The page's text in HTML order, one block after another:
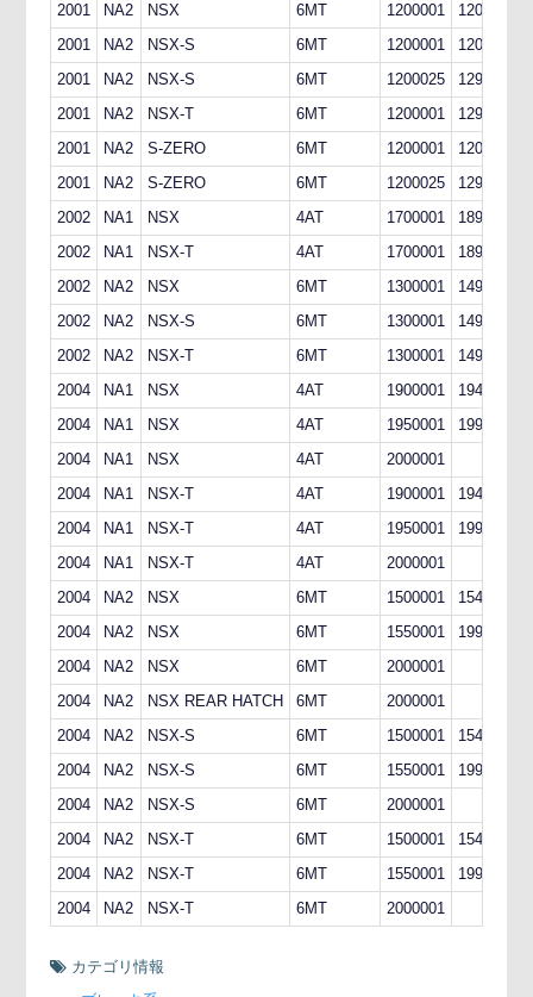
2001
NA2 NSX 6MT 1200001
1200024
2001
NA2 NSX-S 6MT 1200001
1200024
2001
NA2 NSX-S 6MT 1200025
1299999
2001
NA2 NSX-T 6MT 1200001
1299999
2001
NA2 S-ZERO 6MT 1200001
1200024
2001
NA2 S-ZERO 6MT 1200025
1299999
2002
NA1 NSX 4AT 1700001
1899999
2002
NA1 NSX-T 4AT 1700001
1899999
2002
NA2 NSX 6MT 1300001
1499999
2002
NA2 NSX-S 6MT 1300001
1499999
2002
NA2 NSX-T 6MT 1300001
1499999
2004
NA1 NSX 4AT 1900001
1949999
2004
NA1 NSX 4AT 1950001
1999999
2004
NA1 NSX 4AT
2000001
2004
NA1 NSX-T 4AT 1900001
1949999
2004
NA1 NSX-T 4AT 1950001
1999999
2004
NA1 NSX-T 4AT
2000001
2004
NA2 NSX 6MT 1500001
1549999
2004
NA2 NSX 6MT 1550001
1999999
2004
NA2 NSX 6MT
2000001
2004
NA2 NSX REAR HATCH 6MT
2000001
2004
NA2 NSX-S 6MT 1500001
1549999
2004
NA2 NSX-S 6MT 1550001
1999999
2004
NA2 NSX-S 6MT
2000001
2004
NA2 NSX-T 6MT 1500001
1549999
2004
NA2 NSX-T 6MT 1550001
1999999
2004
NA2 NSX-T 6MT 2000001
カテゴリ情報